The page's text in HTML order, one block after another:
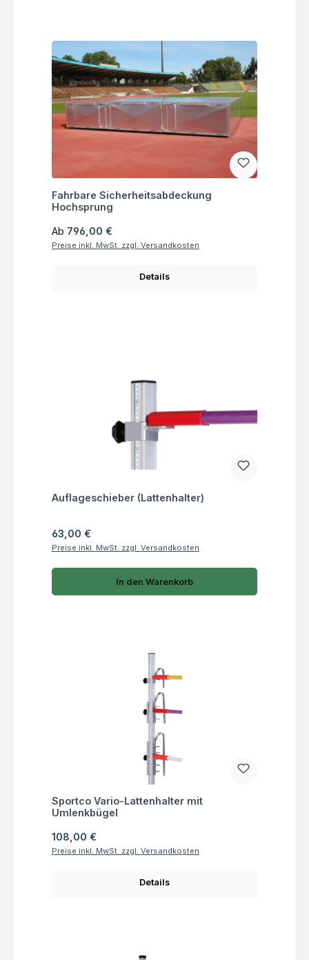
Fragen zum Artikel
Fahrbare Sicherheitsabdeckung
Hochsprung
Regulärer Preis:
Ab 796,00 €
Preise inkl. MwSt. zzgl. Versandkosten
Details
Fragen zum Artikel
Auflageschieber (Lattenhalter)
Regulärer Preis:
63,00 €
Preise inkl. MwSt. zzgl. Versandkosten
In den Warenkorb
Fragen zum Artikel
Sportco Vario-Lattenhalter mit
Umlenkbügel
Regulärer Preis:
108,00 €
Preise inkl. MwSt. zzgl. Versandkosten
Details